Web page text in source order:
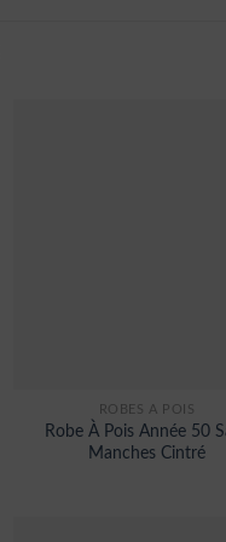
ROBES À POIS
Robe À Pois Année 50
Manches Cintré